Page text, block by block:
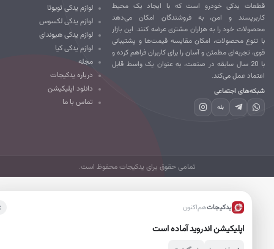
یدکی خودرو است که با ایجاد یک محیط
و امن، به فروشندگان امکان می‌دهد
خود را به هزاران مشتری عرضه کنند. این بازار
تنوع محصولات، امکان مقایسه قیمت‌ها و پشتیبانی
تجربه‌ای مطمئن و آسان را برای کاربران فراهم کرده و
با 20 سال سابقه در صنعت، به عنوان یک واسط قابل
عمل می‌کند.
اجتماعی
بله
لوازم یدکی تویوتا
لوازم یدکی لکسوس
لوازم یدکی هیوندای
لوازم یدکی کیا
مجله
درباره یدکیجات
دانلود اپلیکیشن
تماس با ما
تمامی حقوق برای یدکیجات محفوظ است.
یدکیجاتهم‌اکنون
اپلیکیشن اندروید آماده است